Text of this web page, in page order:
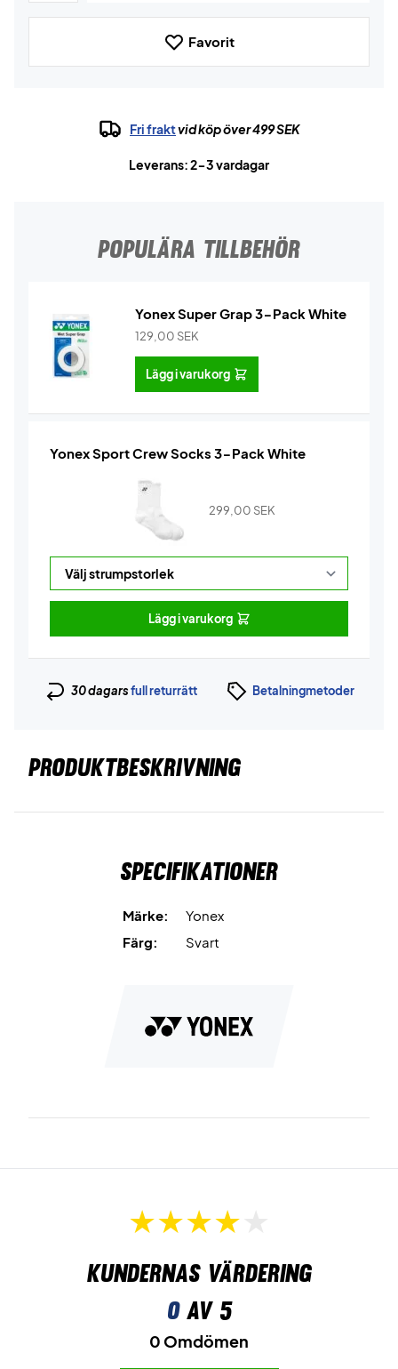
Favorit
Fri fraktvid köp över 499 SEK
Leverans: 2-3 vardagar
POPULÄRA TILLBEHÖR
Yonex Super Grap 3-Pack White
129,00 SEK
Lägg i varukorg
Yonex Sport Crew Socks 3-Pack White
299,00 SEK
Lägg i varukorg
30 dagarsfull returrätt Betalningmetoder
PRODUKTBESKRIVNING
Specifikationer
Märke:
Yonex
Färg:
Svart
Kundernas värdering
0av 5
0 Omdömen